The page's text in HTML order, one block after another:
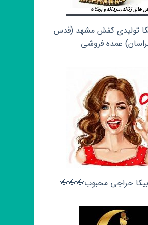
تولیدی کفش مشهد (قدس
عمده فروشی
حراجی محبوب🌺🌺🌺